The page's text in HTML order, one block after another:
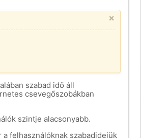
×
szabad idő áll
csevegőszobákban
szintje alacsonyabb.
felhasználóknak szabadidejük